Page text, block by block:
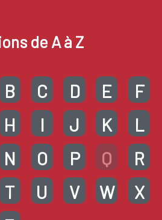
de A à Z
B C D E
F
H I J K
L
N O P Q
R
T U V W
X